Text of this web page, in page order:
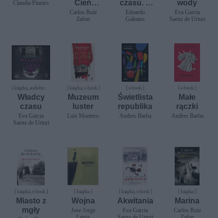
Claudia Pineiro
Cień
wiatru /
Gra anioła
Labirynt
duchów
Carlos Ruiz
Zafon
czasu. Z
kalendarz
a dziejów
Eduardo
Galeano
wody
Eva Garcia
Saenz de Urturi
[ książka, audiobook,
e-book ]
Władcy
czasu
Eva Garcia
Saenz de Urturi
[ książka, e-book ]
Muzeum
luster
Luis Montero
[ e-book ]
Świetlista
republika
Andres Barba
[ e-book ]
Małe
rączki
Andres Barba
[ książka, e-book ]
Miasto z
mgły
[ książka ]
Wojna
Jose Jorge
[ książka, e-book ]
Akwitania
Eva Garcia
[ książka ]
Marina
Carlos Ruiz